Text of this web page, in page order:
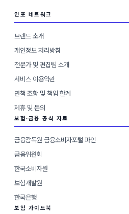
인포 네트워크
브랜드 소개
개인정보 처리방침
전문가 및 편집팀 소개
서비스 이용약관
면책 조항 및 책임 한계
제휴 및 문의
보험·금융 공식 자료
금융감독원 금융소비자포털 파인
금융위원회
한국소비자원
보험개발원
한국은행
보험 가이드북